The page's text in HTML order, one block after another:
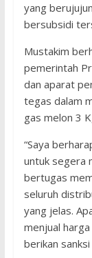
yang
bersubsidi
Mustakim
pemerintah
dan aparat
tegas dalam
gas melon 3
“Saya
untuk segera
bertugas
seluruh
yang jelas.
menjual
berikan